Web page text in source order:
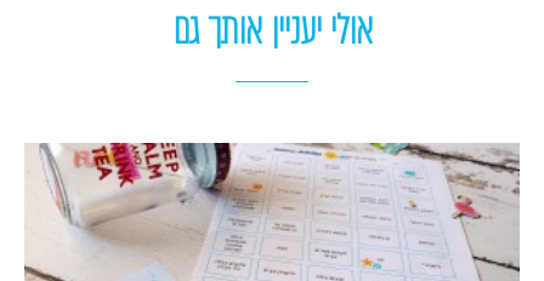
אולי יעניין אותך גם